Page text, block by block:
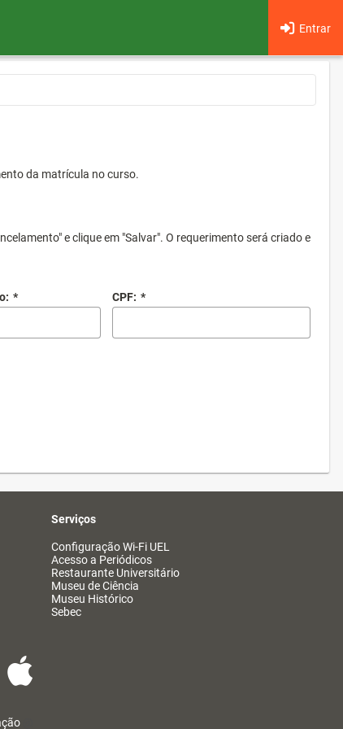
Entrar
da matrícula no curso.
e clique em "Salvar". O requerimento será criado e
* CPF: *
Serviços
Configuração Wi-Fi UEL
Acesso a Periódicos
Restaurante Universitário
Museu de Ciência
Museu Histórico
Sebec